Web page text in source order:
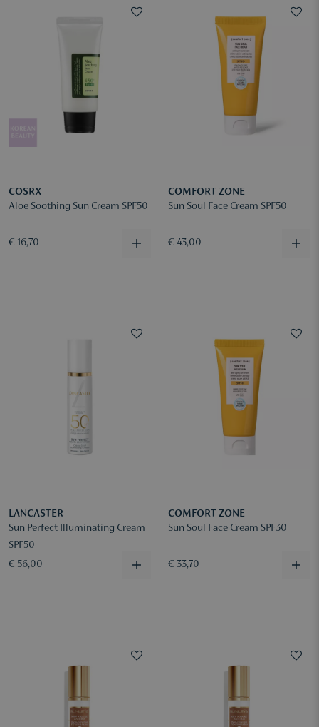
COSRX
Aloe Soothing Sun Cream SPF50
€ 16,70
COMFORT ZONE
Sun Soul Face Cream SPF50
€ 43,00
LANCASTER
Sun Perfect Illuminating Cream
SPF50
€ 56,00
COMFORT ZONE
Sun Soul Face Cream SPF30
€ 33,70